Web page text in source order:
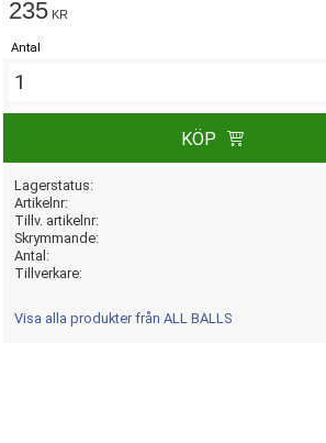
235 KR
Antal
KÖP
Lagerstatus
Artikelnr
Tillv. artikelnr
Skrymmande
Antal
Tillverkare
Visa alla produkter från ALL BALLS